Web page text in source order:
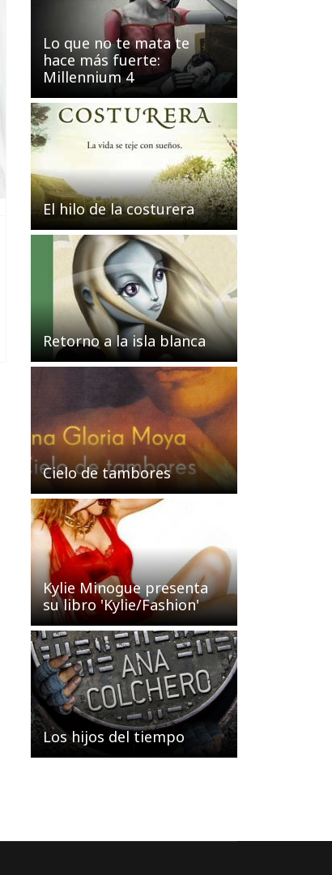
Lo que no te mata te
hace más fuerte:
Millennium 4
El hilo de la costurera
Retorno a la isla blanca
Cielo de tambores
Kylie Minogue presenta
su libro 'Kylie/Fashion'
Los hijos del tiempo